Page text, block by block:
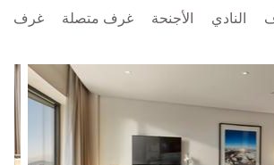
النادي الأجنحة غرف متصلة غرف